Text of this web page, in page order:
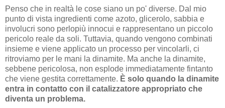
Penso che in realtà le cose siano un po' diverse. Dal mio
punto di vista ingredienti come azoto, glicerolo, sabbia e
involucri sono perlopiù innocui e rappresentano un piccolo
pericolo reale da soli. Tuttavia, quando vengono combinati
insieme e viene applicato un processo per vincolarli, ci
ritroviamo per le mani la dinamite. Ma anche la dinamite,
sebbene pericolosa, non esplode immediatamente fintanto
che viene gestita correttamente. È solo quando la dinamite
entra in contatto con il catalizzatore appropriato che
diventa un problema.